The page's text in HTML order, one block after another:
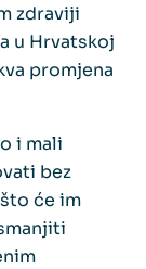
zdraviji
u Hrvatskoj
promjena
i mali
bez
će im